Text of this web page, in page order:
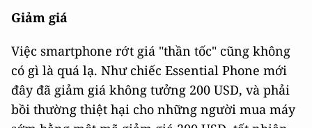
Giảm giá
Việc smartphone rớt giá "thần tốc" cũng không
có gì là quá lạ. Như chiếc Essential Phone mới
đây đã giảm giá không tưởng 200 USD, và phải
bồi thường thiệt hại cho những người mua máy